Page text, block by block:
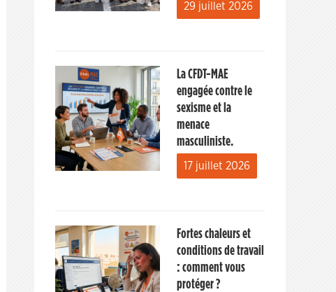
29 juillet 2026
La CFDT-MAE
engagée contre le
sexisme et la
menace
masculiniste.
17 juillet 2026
Fortes chaleurs et
conditions de travail
: comment vous
protéger ?